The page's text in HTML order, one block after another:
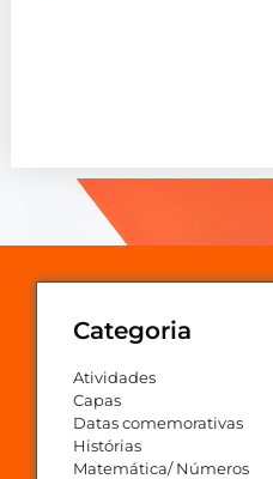
Categoria
Atividades
Capas
Datas comemorativas
Histórias
Matemática/ Números